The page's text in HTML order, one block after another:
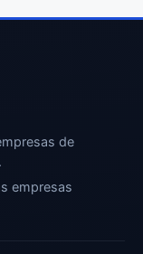
de
empresas